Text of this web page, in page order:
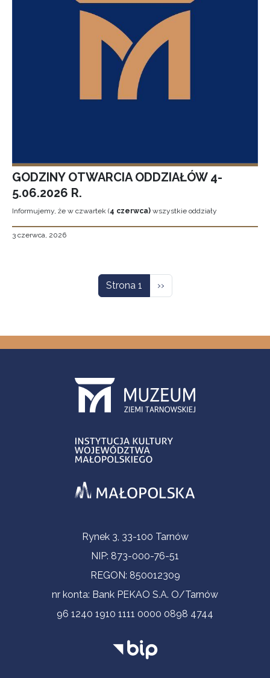
GODZINY OTWARCIA ODDZIAŁÓW 4-
5.06.2026 R.
Informujemy, że w czwartek (4 czerwca) wszystkie oddziały
3 czerwca, 2026
Strona 1 Następna strona
››
Informacje kontaktoweRynek 3, 33-100 Tarnów
NIP: 873-000-76-51
REGON: 850012309
nr konta: Bank PEKAO S.A. O/Tarnów
96 1240 1910 1111 0000 0898 4744